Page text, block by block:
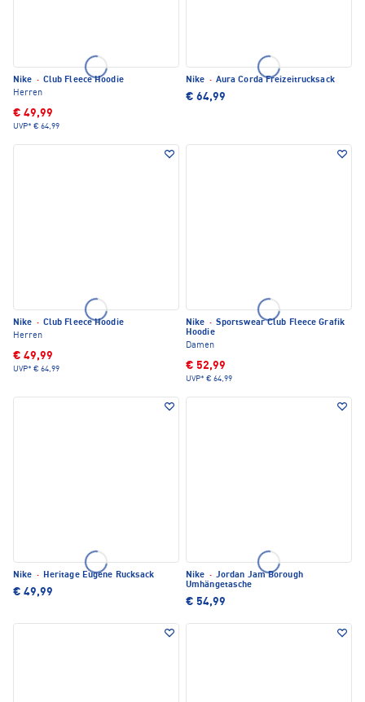
Nike · Club Fleece Hoodie
Herren
€ 49,99
UVP* € 64,99
Nike · Aura Corda Freizeitrucksack
€ 64,99
Nike · Club Fleece Hoodie
Herren
€ 49,99
UVP* € 64,99
Nike · Sportswear Club Fleece Grafik
Hoodie
Damen
€ 52,99
UVP* € 64,99
Nike · Heritage Eugene Rucksack
€ 49,99
Nike · Jordan Jam Borough
Umhängetasche
€ 54,99